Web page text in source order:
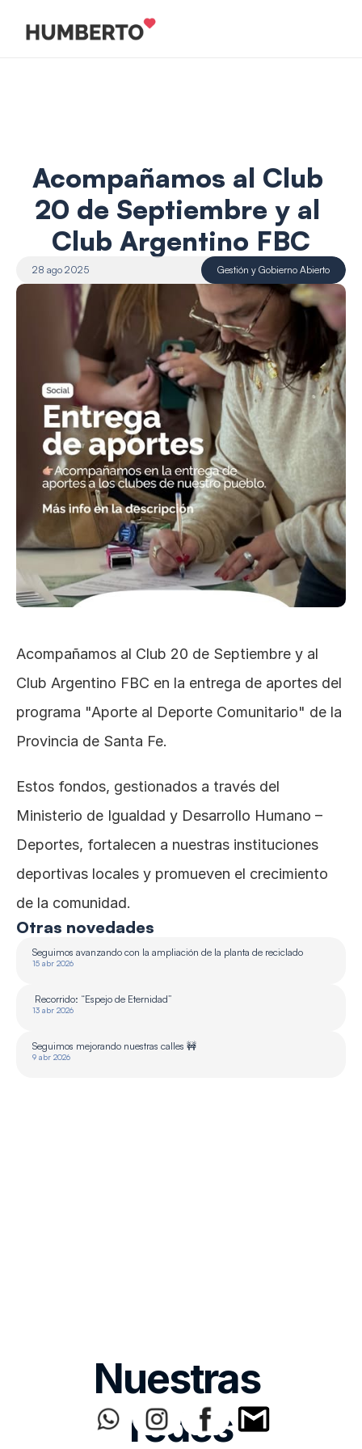
Acompañamos al Club
20 de Septiembre y al
Club Argentino FBC
28 ago 2025 Gestión y Gobierno Abierto
Otras novedades
Seguimos avanzando con la ampliación de la planta de reciclado
15 abr 2026
Recorrido: “Espejo de Eternidad”
13 abr 2026
Seguimos mejorando nuestras calles 🚧
9 abr 2026
Acompañamos al Club 20 de Septiembre y al
Club Argentino FBC en la entrega de aportes del
programa "Aporte al Deporte Comunitario" de la
Provincia de Santa Fe.
Estos fondos, gestionados a través del
Ministerio de Igualdad y Desarrollo Humano –
Deportes, fortalecen a nuestras instituciones
deportivas locales y promueven el crecimiento
de la comunidad.
Nuestras
redes